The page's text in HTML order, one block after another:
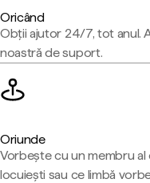
Oricând
Obții ajutor 24/7, tot anul.
noastră de suport.
Oriunde
Vorbește cu un membru
locuiești sau ce limbă